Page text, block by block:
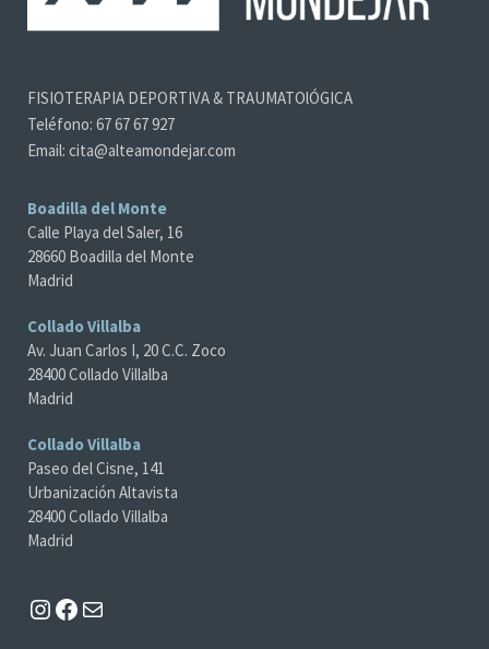
FISIOTERAPIA DEPORTIVA & TRAUMATOlÓGICA
Teléfono: 67 67 67 927
Email: cita@alteamondejar.com
Boadilla del Monte
Calle Playa del Saler, 16
28660 Boadilla del Monte
Madrid
Collado Villalba
Av. Juan Carlos I, 20 C.C. Zoco
28400 Collado Villalba
Madrid
Collado Villalba
Paseo del Cisne, 141
Urbanización Altavista
28400 Collado Villalba
Madrid
Instagram
Facebook